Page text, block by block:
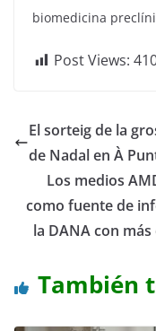
biomedicina
Post Views:
El sorteig de la
de Nadal en À
Los medios
como fuente de
la DANA con
También